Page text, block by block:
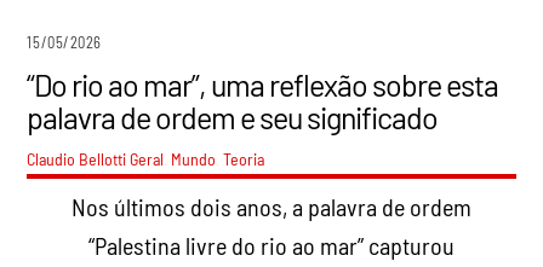
15/05/2026
“Do rio ao mar”, uma reflexão sobre esta
palavra de ordem e seu significado
Claudio Bellotti Geral Mundo ,Teoria
Nos últimos dois anos, a palavra de ordem
“Palestina livre do rio ao mar” capturou